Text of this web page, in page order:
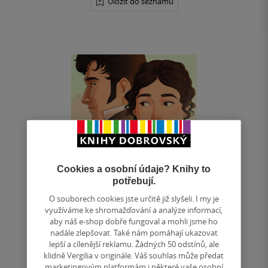
Pýcha a předsudek - grafický román
Cookies a osobní údaje? Knihy to
potřebují.
O souborech cookies jste určitě již slyšeli. I my je
využíváme ke shromažďování a analýze informací,
aby náš e-shop dobře fungoval a mohli jsme ho
nadále zlepšovat. Také nám pomáhají ukazovat
lepší a cílenější reklamu. Žádných 50 odstínů, ale
klidně Vergilia v originále. Váš souhlas může předat